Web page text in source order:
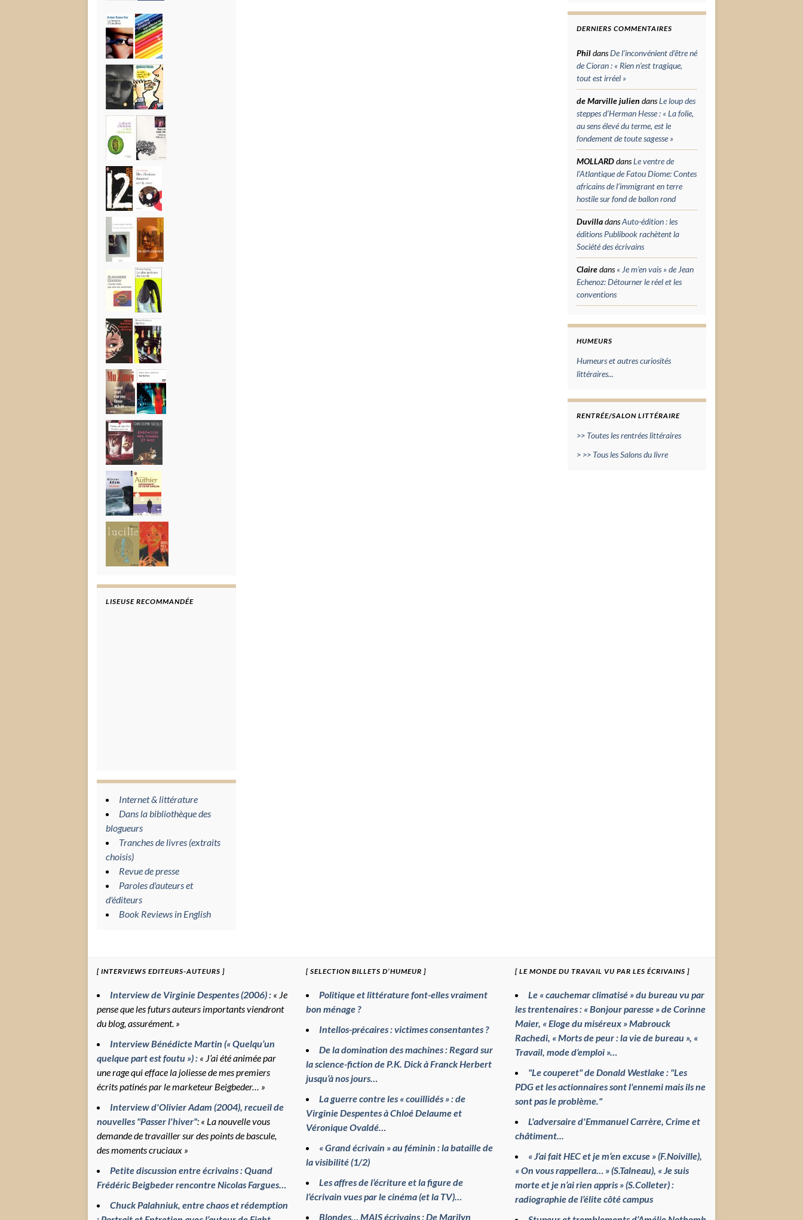
LISEUSE RECOMMANDÉE
Internet & littérature
Dans la bibliothèque des
blogueurs
Tranches de livres (extraits
choisis)
Revue de presse
Paroles d'auteurs et
d'éditeurs
Book Reviews in English
DERNIERS COMMENTAIRES
PhildansDe l’inconvénient d’être né
de Cioran : « Rien n’est tragique,
tout est irréel »
de Marville julien dansLe loup des
steppes d’Herman Hesse : « La folie,
au sens élevé du terme, est le
fondement de toute sagesse »
MOLLARDdansLe ventre de
l’Atlantique de Fatou Diome: Contes
africains de l’immigrant en terre
hostile sur fond de ballon rond
DuvilladansAuto-édition : les
éditions Publibook rachètent la
Société des écrivains
Clairedans« Je m’en vais » de Jean
Echenoz: Détourner le réel et les
conventions
HUMEURS
Humeurs et autres curiosités
littéraires...
RENTRÉE/SALON LITTÉRAIRE
>> Toutes les rentrées littéraires
> >> Tous les Salons du livre
[ INTERVIEWS EDITEURS-AUTEURS ]
Interview de Virginie Despentes (2006) : « Je
pense que les futurs auteurs importants viendront
du blog, assurément. »
Interview Bénédicte Martin (« Quelqu’un
quelque part est foutu ») : « J’ai été animée par
une rage qui efface la joliesse de mes premiers
écrits patinés par le marketeur Beigbeder… »
Interview d'Olivier Adam (2004), recueil de
nouvelles "Passer l'hiver": « La nouvelle vous
demande de travailler sur des points de bascule,
des moments cruciaux »
Petite discussion entre écrivains : Quand
Frédéric Beigbeder rencontre Nicolas Fargues…
Chuck Palahniuk, entre chaos et rédemption
[ SELECTION BILLETS D’HUMEUR ]
Politique et littérature font-elles vraiment
bon ménage ?
Intellos-précaires : victimes consentantes ?
De la domination des machines : Regard sur
la science-fiction de P.K. Dick à Franck Herbert
jusqu’à nos jours…
La guerre contre les « couillidés » : de
Virginie Despentes à Chloé Delaume et
Véronique Ovaldé…
« Grand écrivain » au féminin : la bataille de
la visibilité (1/2)
Les affres de l’écriture et la figure de
l’écrivain vues par le cinéma (et la TV)…
Blondes… MAIS écrivains : De Marilyn
[ LE MONDE DU TRAVAIL VU PAR LES ÉCRIVAINS ]
Le « cauchemar climatisé » du bureau vu par
les trentenaires : « Bonjour paresse » de Corinne
Maier, « Eloge du miséreux » Mabrouck
Rachedi, « Morts de peur : la vie de bureau », «
Travail, mode d’emploi »…
"Le couperet" de Donald Westlake : "Les
PDG et les actionnaires sont l'ennemi mais ils ne
sont pas le problème."
L'adversaire d'Emmanuel Carrère, Crime et
châtiment...
« J’ai fait HEC et je m’en excuse » (F.Noiville),
« On vous rappellera… » (S.Talneau), « Je suis
morte et je n’ai rien appris » (S.Colleter) :
radiographie de l’élite côté campus